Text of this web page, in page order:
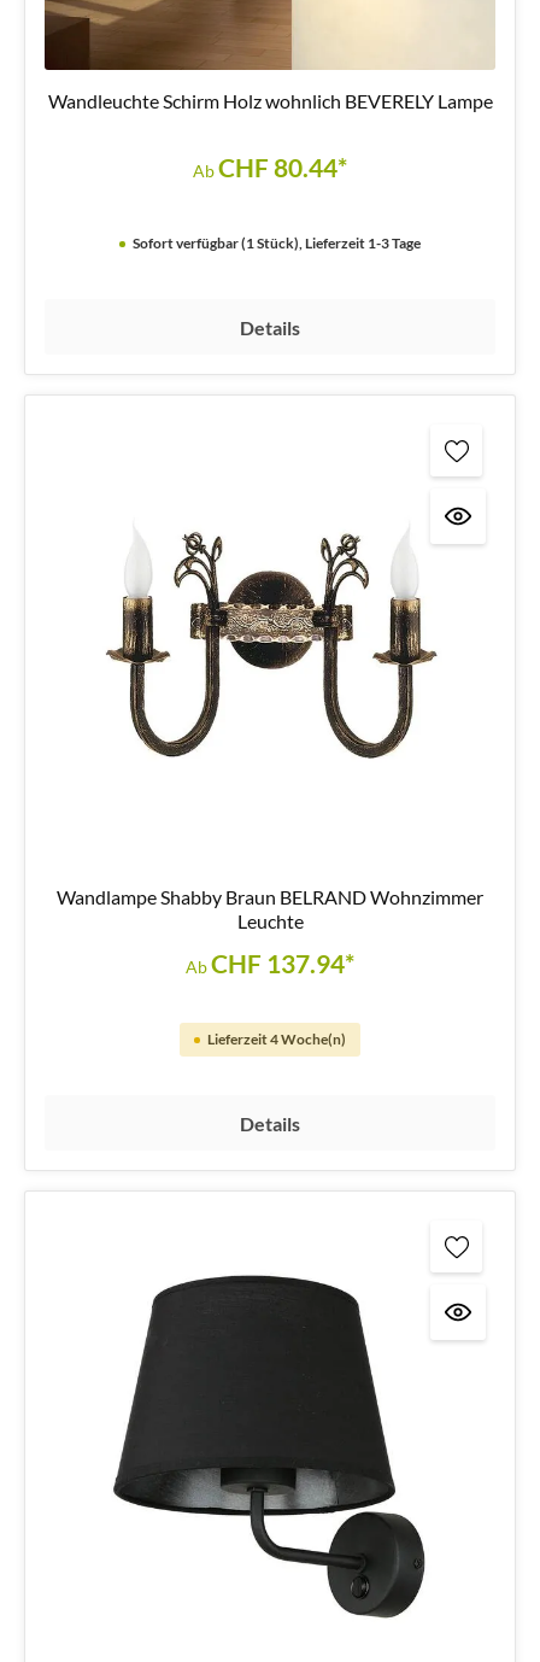
Wandleuchte Schirm Holz wohnlich BEVERELY Lampe
AbCHF 80.44*
Sofort verfügbar (1 Stück), Lieferzeit 1-3 Tage
Details
Wandlampe Shabby Braun BELRAND Wohnzimmer
Leuchte
AbCHF 137.94*
Lieferzeit 4 Woche(n)
Details